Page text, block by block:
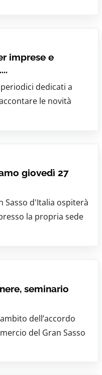
imprese e
dedicati a
le novità
giovedì 27
Sasso d'Italia ospiterà
la propria sede
seminario
dell’accordo
del Gran Sasso